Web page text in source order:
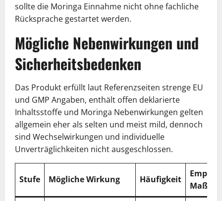
sollte die Moringa Einnahme nicht ohne fachliche
Rücksprache gestartet werden.
Mögliche Nebenwirkungen und
Sicherheitsbedenken
Das Produkt erfüllt laut Referenzseiten strenge EU
und GMP Angaben, enthält offen deklarierte
Inhaltsstoffe und Moringa Nebenwirkungen gelten
allgemein eher als selten und meist mild, dennoch
sind Wechselwirkungen und individuelle
Unverträglichkeiten nicht ausgeschlossen.
Stufe Mögliche Wirkung Häufigkeit